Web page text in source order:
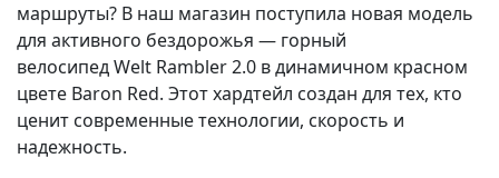
маршруты? В наш магазин поступила новая модель
для активного бездорожья — горный
велосипед Welt Rambler 2.0 в динамичном красном
цвете Baron Red. Этот хардтейл создан для тех, кто
ценит современные технологии, скорость и
надежность.